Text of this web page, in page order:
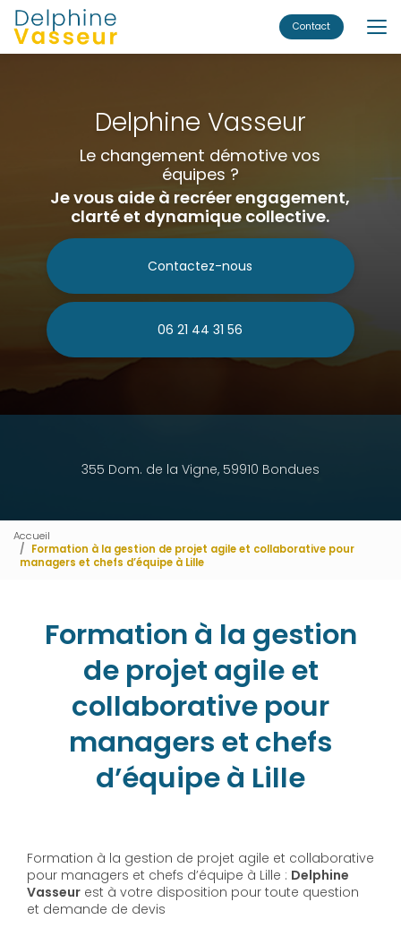
Aller
au
contenu
principal
Contact
Delphine Vasseur
Le changement démotive vos
équipes ?
Je vous aide à recréer engagement,
clarté et dynamique collective.
Contactez-nous
06 21 44 31 56
355 Dom. de la Vigne, 59910 Bondues
Accueil
Formation à la gestion de projet agile et collaborative pour
managers et chefs d’équipe à Lille
Formation à la gestion
de projet agile et
collaborative pour
managers et chefs
d’équipe à Lille
Formation à la gestion de projet agile et collaborative
pour managers et chefs d’équipe à Lille : Delphine
Vasseur est à votre disposition pour toute question
et demande de devis